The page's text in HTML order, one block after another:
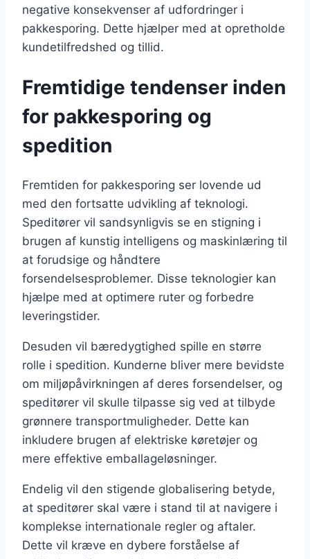
negative konsekvenser af udfordringer i
pakkesporing. Dette hjælper med at opretholde
kundetilfredshed og tillid.
Fremtidige tendenser inden
for pakkesporing og
spedition
Fremtiden for pakkesporing ser lovende ud
med den fortsatte udvikling af teknologi.
Speditører vil sandsynligvis se en stigning i
brugen af kunstig intelligens og maskinlæring til
at forudsige og håndtere
forsendelsesproblemer. Disse teknologier kan
hjælpe med at optimere ruter og forbedre
leveringstider.
Desuden vil bæredygtighed spille en større
rolle i spedition. Kunderne bliver mere bevidste
om miljøpåvirkningen af deres forsendelser, og
speditører vil skulle tilpasse sig ved at tilbyde
grønnere transportmuligheder. Dette kan
inkludere brugen af elektriske køretøjer og
mere effektive emballageløsninger.
Endelig vil den stigende globalisering betyde,
at speditører skal være i stand til at navigere i
komplekse internationale regler og aftaler.
Dette vil kræve en dybere forståelse af